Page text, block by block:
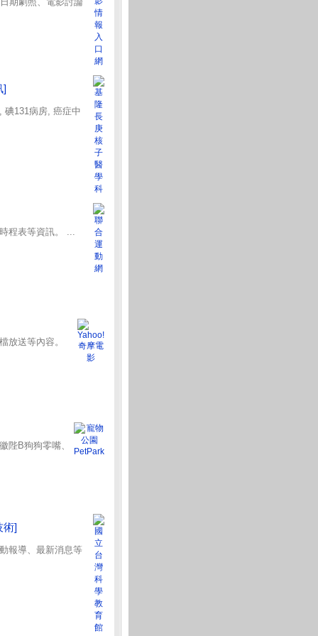
]
碘131病房, 癌症中
程表等資訊。 ...
放送等內容。
陛B狗狗零嘴、
術]
報導、最新消息等